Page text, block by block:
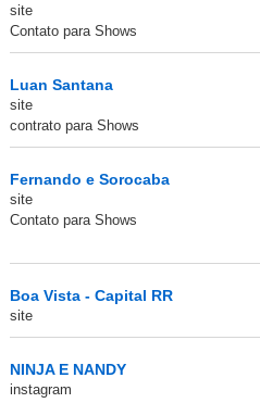
site
Contato para Shows
Luan Santana
site
contrato para Shows
Fernando e Sorocaba
site
Contato para Shows
Boa Vista - Capital RR
site
NINJA E NANDY
instagram